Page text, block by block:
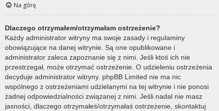
Na górę
Dlaczego otrzymałem/otrzymałam ostrzeżenie?
Każdy administrator witryny ma swoje zasady i regulaminy
obowiązujące na danej witrynie. Są one opublikowane i
administrator zaleca zapoznanie się z nimi. Jeśli ktoś ich nie
przestrzegał, może otrzymać ostrzeżenie. O udzieleniu ostrzeżenia
decyduje administrator witryny. phpBB Limited nie ma nic
wspólnego z ostrzeżeniami udzielanymi na tej witrynie i nie ponosi
żadnej odpowiedzialności związanej z nimi. Jeśli nadal nie masz
jasności, dlaczego otrzymałeś/otrzymałaś ostrzeżenie, skontaktuj